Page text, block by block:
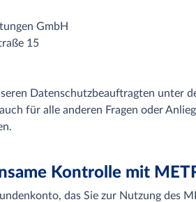
GmbH
15
Datenschutzbeauftragten unter
für alle anderen Fragen oder
Kontrolle mit
das Sie zur Nutzung des